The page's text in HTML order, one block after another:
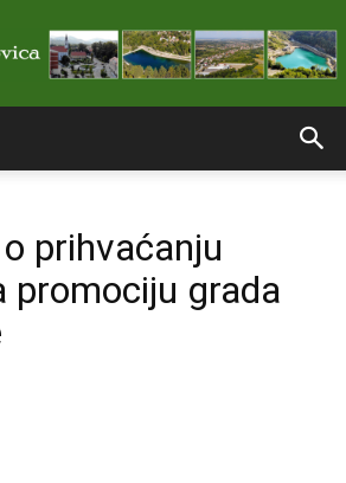
stranice
prihvaćanju
promociju grada